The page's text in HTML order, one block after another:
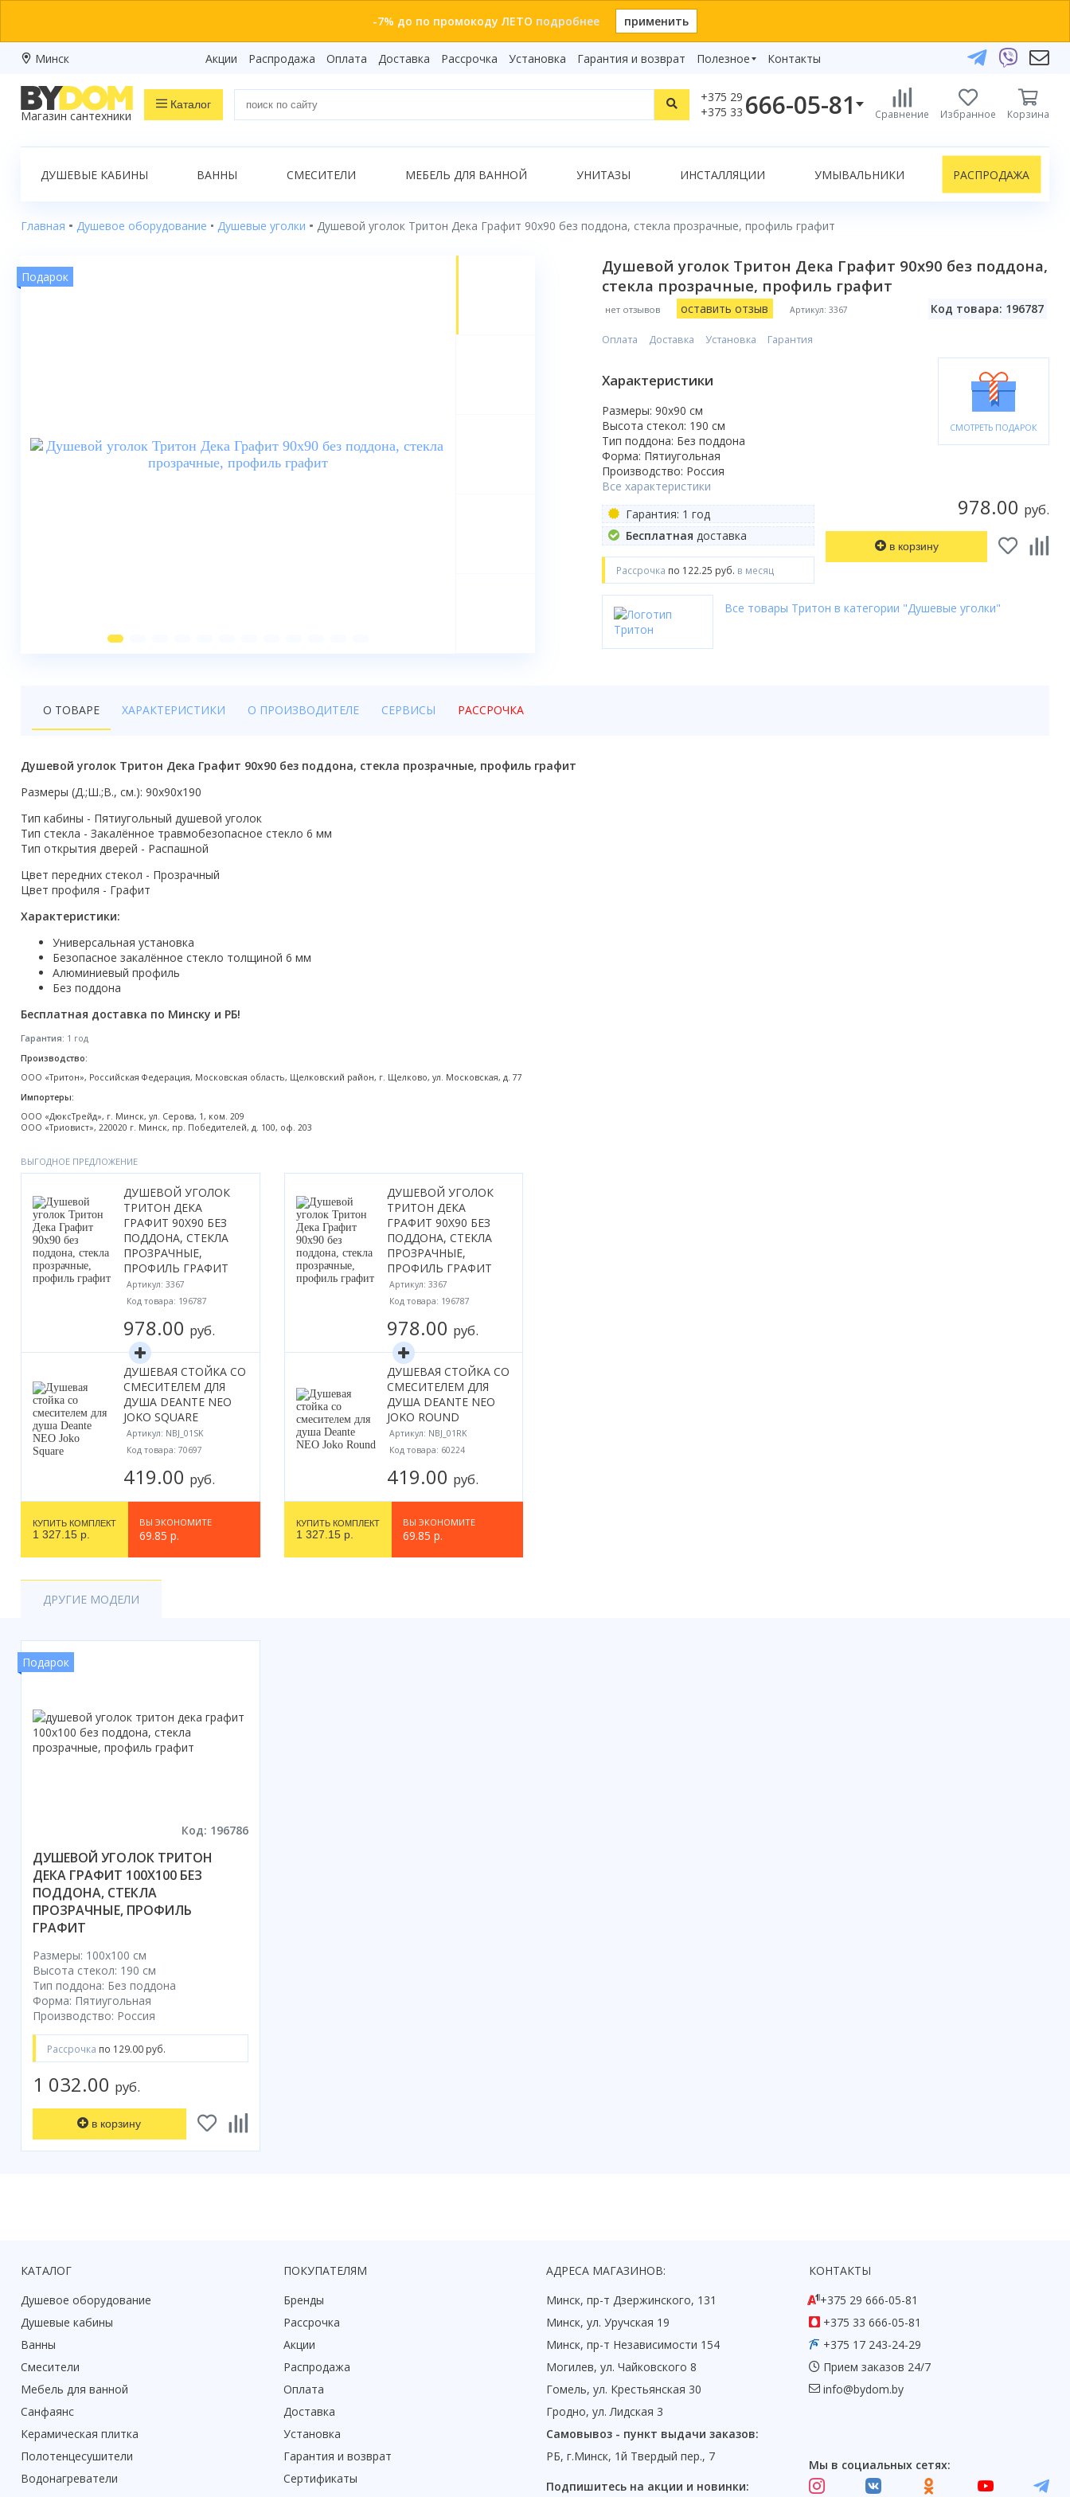
-7% до по промокоду ЛЕТО подробнее применить
Минск Акции Распродажа Оплата Доставка Рассрочка Установка Гарантия и возврат
Полезное
Видеообзоры
Бренды
Контакты
Магазин сантехники
Каталог
+375 29
+375 33 666-05-81
+375 29 666-05-81
+375 17 243-24-29
ЗАКАЗАТЬ ЗВОНОК
Telegram
Viber
info@bydom.by
Сравнение Избранное Корзина
Показать все результаты
Распродажа
Ванны
Смесители
Кухонные мойки
Трапы
Радиаторы отопления
Котлы отопления
Аксессуары для ванной
Сифоны и донные клапаны
Люки
Дом и сад
Готовые кухни
Акции
ДУШЕВЫЕ КАБИНЫ ВАННЫ СМЕСИТЕЛИ МЕБЕЛЬ ДЛЯ ВАННОЙ УНИТАЗЫ ИНСТАЛЛЯЦИИ УМЫВАЛЬНИКИ РАСПРОДАЖА
Главная Душевое оборудование Душевые уголки Душевой уголок Тритон Дека Графит 90x90 без поддона, стекла прозрачные, профиль графит
Душевой уголок Тритон Дека Графит 90x90 без поддона,
стекла прозрачные, профиль графит
нет отзывов оставить отзыв Артикул: 3367 Код товара: 196787
Подарок
978.00 руб.
в корзину
СМОТРЕТЬ ПОДАРОК
Оплата Доставка Установка Гарантия
Характеристики
Размеры: 90x90 cм
Высота стекол: 190 см
Тип поддона: Без поддона
Форма: Пятиугольная
Производство: Россия
Все характеристики
Гарантия: 1 год
Бесплатная доставка
Рассрочка по 122.25 руб. в месяц
Все товары Тритон в категории "Душевые уголки"
О ТОВАРЕ ХАРАКТЕРИСТИКИ О ПРОИЗВОДИТЕЛЕ СЕРВИСЫ РАССРОЧКА
Душевой уголок Тритон Дека Графит 90x90 без поддона, стекла прозрачные, профиль графит
Размеры (Д.;Ш.;В., см.): 90x90x190
Тип кабины - Пятиугольный душевой уголок
Тип стекла - Закалённое травмобезопасное стекло 6 мм
Тип открытия дверей - Распашной
Цвет передних стекол - Прозрачный
Цвет профиля - Графит
Характеристики:
Универсальная установка
Безопасное закалённое стекло толщиной 6 мм
Алюминиевый профиль
Без поддона
Бесплатная доставка по Минску и РБ!
Гарантия: 1 год
Производство:
ООО «Тритон», Российская Федерация, Московская область, Щелковский район, г. Щелково, ул. Московская, д. 77
Импортеры:
ООО «ДюксТрейд», г. Минск, ул. Серова, 1, ком. 209
ООО «Триовист», 220020 г. Минск, пр. Победителей, д. 100, оф. 203
ВЫГОДНОЕ ПРЕДЛОЖЕНИЕ
ДУШЕВОЙ УГОЛОК
ТРИТОН ДЕКА
ГРАФИТ 90X90 БЕЗ
ПОДДОНА, СТЕКЛА
ПРОЗРАЧНЫЕ,
ПРОФИЛЬ ГРАФИТ
Артикул: 3367
Код товара: 196787
978.00 руб.
ДУШЕВАЯ СТОЙКА СО
СМЕСИТЕЛЕМ ДЛЯ
ДУША DEANTE NEO
JOKO SQUARE
Артикул: NBJ_01SK
Код товара: 70697
419.00 руб.
КУПИТЬ КОМПЛЕКТ
1 327.15 р.
ВЫ ЭКОНОМИТЕ
69.85 р.
ДУШЕВОЙ УГОЛОК
ТРИТОН ДЕКА
ГРАФИТ 90X90 БЕЗ
ПОДДОНА, СТЕКЛА
ПРОЗРАЧНЫЕ,
ПРОФИЛЬ ГРАФИТ
Артикул: 3367
Код товара: 196787
978.00 руб.
ДУШЕВАЯ СТОЙКА СО
СМЕСИТЕЛЕМ ДЛЯ
ДУША DEANTE NEO
JOKO ROUND
Артикул: NBJ_01RK
Код товара: 60224
419.00 руб.
КУПИТЬ КОМПЛЕКТ
1 327.15 р.
ВЫ ЭКОНОМИТЕ
69.85 р.
ДРУГИЕ МОДЕЛИ
Подарок
Код: 196786
ДУШЕВОЙ УГОЛОК ТРИТОН
ДЕКА ГРАФИТ 100X100 БЕЗ
ПОДДОНА, СТЕКЛА
ПРОЗРАЧНЫЕ, ПРОФИЛЬ
ГРАФИТ
Размеры: 100x100 cм
Высота стекол: 190 см
Тип поддона: Без поддона
Форма: Пятиугольная
Производство: Россия
Рассрочка по 129.00 руб.
1 032.00 руб.
в корзину
КАТАЛОГ
Душевое оборудование
Душевые кабины
Ванны
Смесители
Мебель для ванной
Санфаянс
Керамическая плитка
Полотенцесушители
Водонагреватели
ПОКУПАТЕЛЯМ
Бренды
Рассрочка
Акции
Распродажа
Оплата
Доставка
Установка
Гарантия и возврат
Сертификаты
АДРЕСА МАГАЗИНОВ:
Минск, пр-т Дзержинского, 131
Минск, ул. Уручская 19
Минск, пр-т Независимости 154
Могилев, ул. Чайковского 8
Гомель, ул. Крестьянская 30
Гродно, ул. Лидская 3
Самовывоз - пункт выдачи заказов:
РБ, г.Минск, 1й Твердый пер., 7
Подпишитесь на акции и новинки:
КОНТАКТЫ
+375 29 666-05-81
+375 33 666-05-81
+375 17 243-24-29
Прием заказов 24/7
info@bydom.by
Мы в социальных сетях: